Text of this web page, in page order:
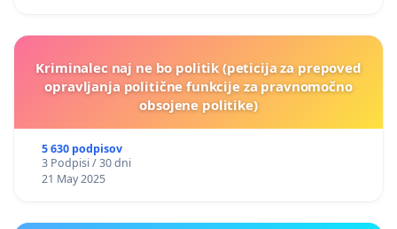
Kriminalec naj ne bo politik (peticija za prepoved
opravljanja politične funkcije za pravnomočno
obsojene politike)
5 630 podpisov
3 Podpisi / 30 dni
21 May 2025